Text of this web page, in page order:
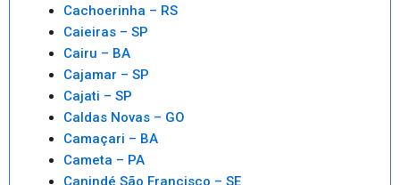
Cachoerinha – RS
Caieiras – SP
Cairu – BA
Cajamar – SP
Cajati – SP
Caldas Novas – GO
Camaçari – BA
Cameta – PA
Canindé São Francisco – SE